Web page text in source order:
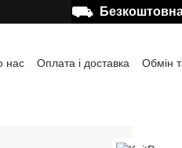
⛟
нас Оплата і доставка Обмін